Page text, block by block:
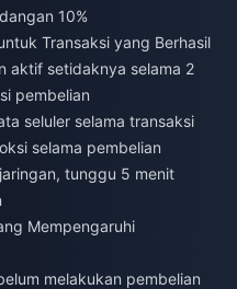
10%
Transaksi yang Berhasil
aktif setidaknya selama 2
pembelian
seluler selama transaksi
selama pembelian
tunggu 5 menit
Mempengaruhi
melakukan pembelian